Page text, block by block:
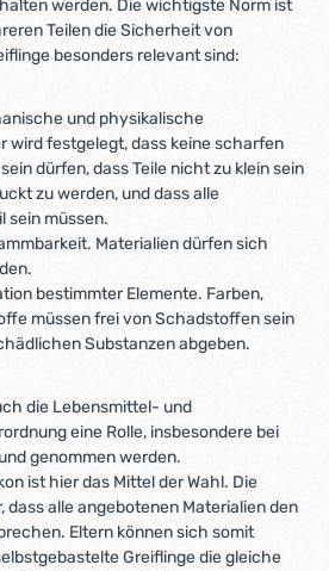
werden. Die wichtigste Norm ist
Teilen die Sicherheit von
besonders relevant sind:
und physikalische
wird festgelegt, dass keine scharfen
dürfen, dass Teile nicht zu klein sein
zu werden, und dass alle
sein müssen.
Materialien dürfen sich
bestimmter Elemente. Farben,
müssen frei von Schadstoffen sein
Substanzen abgeben.
die Lebensmittel- und
eine Rolle, insbesondere bei
genommen werden.
ist hier das Mittel der Wahl. Die
dass alle angebotenen Materialien den
Eltern können sich somit
Greiflinge die gleiche